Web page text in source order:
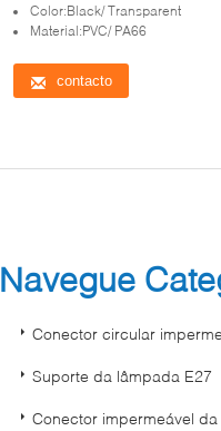
Color:Black/ Transparent
Material:PVC/ PA66
contacto
Navegue
Conector circular
Suporte da lâmpada E27
Conector impermeável